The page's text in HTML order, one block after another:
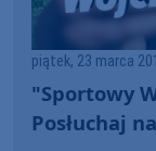
piątek, 23 marca
"Sportowy
Posłuchaj